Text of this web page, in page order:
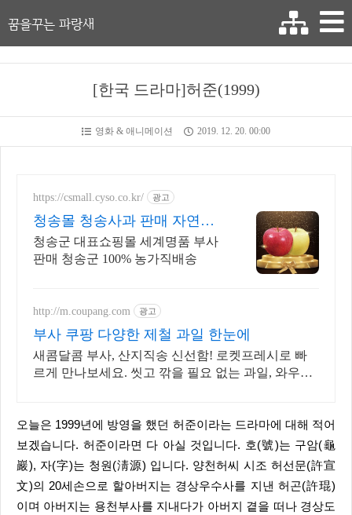
꿈을꾸는 파랑새
[한국 드라마]허준(1999)
영화 & 애니메이션 2019. 12. 20. 00:00
https://csmall.cyso.co.kr/ 광고
청송몰 청송사과 판매 자연이
만든 명품 청송사과
청송군 대표쇼핑몰 세계명품 부사
판매 청송군 100% 농가직배송
http://m.coupang.com 광고
부사 쿠팡 다양한 제철 과일 한눈에
새콤달콤 부사, 산지직송 신선함! 로켓프레시로 빠
르게 만나보세요. 씻고 깎을 필요 없는 과일, 와우회
오늘은 1999년에 방영을 했던 허준이라는 드라마에 대해 적어
보겠습니다. 허준이라면 다 아실 것입니다. 호(號)는 구암(龜
巖), 자(字)는 청원(淸源) 입니다. 양천허씨 시조 허선문(許宣
文)의 20세손으로 할아버지는 경상우수사를 지낸 허곤(許琨)
이며 아버지는 용천부사를 지내다가 아버지 곁을 떠나 경상도